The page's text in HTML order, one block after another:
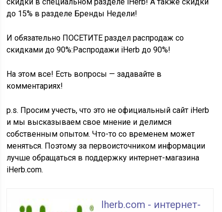
до 15% в разделе Бренды Недели!
И обязательно ПОСЕТИТЕ раздел распродаж со
скидками до 90%:Распродажи iHerb до 90%!
На этом все! Есть вопросы — задавайте в
комментариях!
p.s. Просим учесть, что это не официальный сайт iHerb
и мы высказываем свое мнение и делимся
собственным опытом. Что-то со временем может
меняться. Поэтому за первоисточником информации
лучше обращаться в поддержку интернет-магазина
iHerb.com.
Iherb.com - интернет-